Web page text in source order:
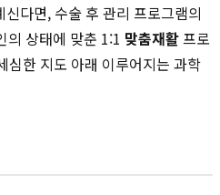
다면, 수술 후 관리 프로그램의
의 상태에 맞춘 1:1 맞춤재활프로
심한 지도 아래 이루어지는 과학